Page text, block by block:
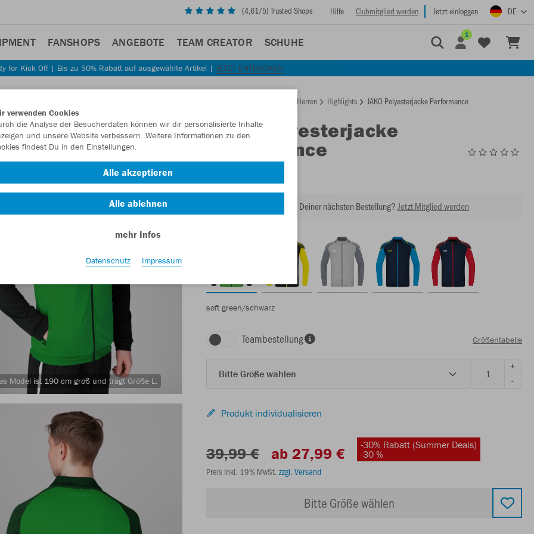
(4,61/5) Trusted Shops Hilfe Clubmitglied werden Jetzt einloggen DE
FANSHOPS ANGEBOTE TEAM CREATOR SCHUHE
1
for Kick Off | Bis zu 50% Rabatt auf ausgewählte Artikel | JETZT ENTDECKEN
Model ist 190 cm groß und trägt Größe L.
Herren Highlights JAKO Polyesterjacke Performance
JAKOPolyesterjacke
Performance
Lust auf 30% Rabatt bei Deiner nächsten Bestellung? Jetzt Mitglied werden
soft green/schwarz
Teambestellung Größentabelle
Bitte Größe wählen
+
-
Produkt individualisieren
39,99 € ab 27,99 €
-30% Rabatt (Summer Deals)
-30 %
Preis inkl. 19% MwSt. zzgl. Versand
Bitte Größe wählen
verwenden Cookies
die Analyse der Besucherdaten können wir dir personalisierte Inhalte
und unsere Website verbessern. Weitere Informationen zu den
findest Du in den Einstellungen.
Alle akzeptieren
Alle ablehnen
mehr Infos
Datenschutz Impressum